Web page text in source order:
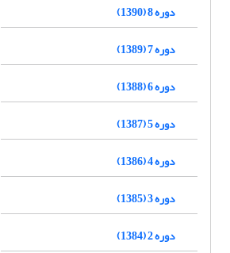
دوره 8 (1390)
دوره 7 (1389)
دوره 6 (1388)
دوره 5 (1387)
دوره 4 (1386)
دوره 3 (1385)
دوره 2 (1384)